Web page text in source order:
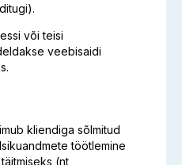
või teisi
veebisaidi
kliendiga sõlmitud
töötlemine
(nt